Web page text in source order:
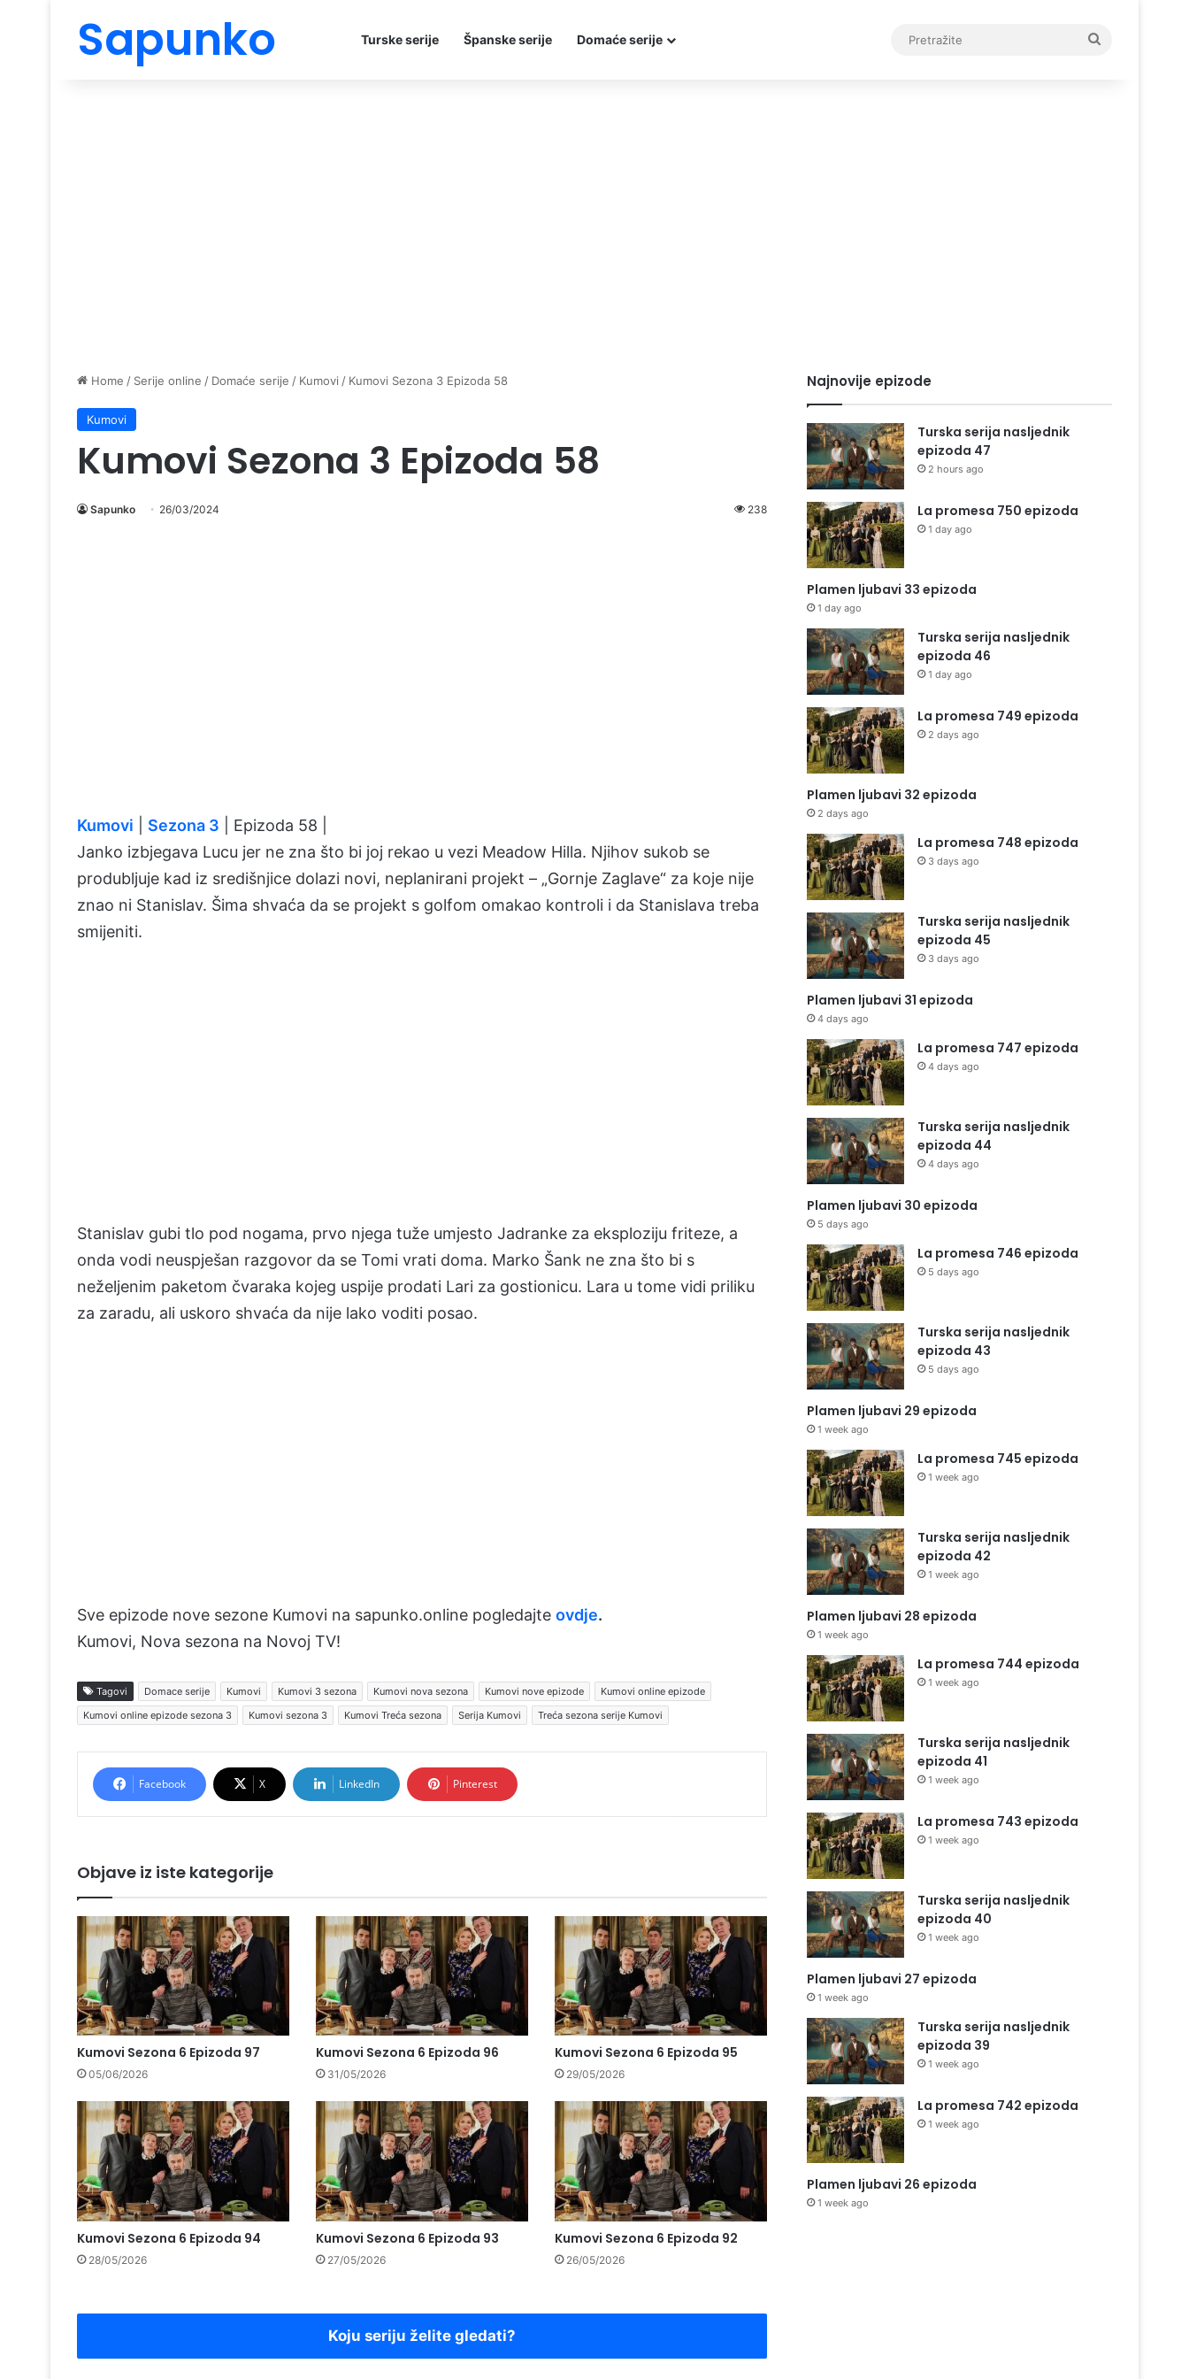
Sapunko Turske serije Španske serije Domaće serije
Home / Serije online / Domaće serije / Kumovi / Kumovi Sezona 3 Epizoda 58
Kumovi
Kumovi Sezona 3 Epizoda 58
Sapunko 26/03/2024 238
Kumovi Sezona 3 | Epizoda 58 |
Janko izbjegava Lucu jer ne zna što bi joj rekao u vezi Meadow Hilla. Njihov sukob se
produbljuje kad iz središnjice dolazi novi, neplanirani projekt – „Gornje Zaglave“ za koje nije
znao ni Stanislav. Šima shvaća da se projekt s golfom omakao kontroli i da Stanislava treba
smijeniti.
Stanislav gubi tlo pod nogama, prvo njega tuže umjesto Jadranke za eksploziju friteze, a
onda vodi neuspješan razgovor da se Tomi vrati doma. Marko Šank ne zna što bi s
neželjenim paketom čvaraka kojeg uspije prodati Lari za gostionicu. Lara u tome vidi priliku
za zaradu, ali uskoro shvaća da nije lako voditi posao.
Sve epizode nove sezone Kumovi na sapunko.online pogledajte ovdje.
Kumovi, Nova sezona na Novoj TV!
Tagovi Domace serije Kumovi Kumovi 3 sezona Kumovi nova sezona Kumovi nove epizode
Kumovi online epizode
Kumovi online epizode sezona 3
Kumovi sezona 3 Kumovi Treća sezona Serija Kumovi Treća sezona serije Kumovi
Facebook X LinkedIn Pinterest
Objave iz iste kategorije
Kumovi Sezona 6 Epizoda 97
05/06/2026
Kumovi Sezona 6 Epizoda 96
31/05/2026
Kumovi Sezona 6 Epizoda 95
29/05/2026
Kumovi Sezona 6 Epizoda 94
28/05/2026
Kumovi Sezona 6 Epizoda 93
27/05/2026
Kumovi Sezona 6 Epizoda 92
26/05/2026
Koju seriju želite gledati?
Najnovije epizode
Turska serija nasljednik
epizoda 47
2 hours ago
La promesa 750 epizoda
1 day ago
Plamen ljubavi 33 epizoda
1 day ago
Turska serija nasljednik
epizoda 46
1 day ago
La promesa 749 epizoda
2 days ago
Plamen ljubavi 32 epizoda
2 days ago
La promesa 748 epizoda
3 days ago
Turska serija nasljednik
epizoda 45
3 days ago
Plamen ljubavi 31 epizoda
4 days ago
La promesa 747 epizoda
4 days ago
Turska serija nasljednik
epizoda 44
4 days ago
Plamen ljubavi 30 epizoda
5 days ago
La promesa 746 epizoda
5 days ago
Turska serija nasljednik
epizoda 43
5 days ago
Plamen ljubavi 29 epizoda
1 week ago
La promesa 745 epizoda
1 week ago
Turska serija nasljednik
epizoda 42
1 week ago
Plamen ljubavi 28 epizoda
1 week ago
La promesa 744 epizoda
1 week ago
Turska serija nasljednik
epizoda 41
1 week ago
La promesa 743 epizoda
1 week ago
Turska serija nasljednik
epizoda 40
1 week ago
Plamen ljubavi 27 epizoda
1 week ago
Turska serija nasljednik
epizoda 39
1 week ago
La promesa 742 epizoda
1 week ago
Plamen ljubavi 26 epizoda
1 week ago